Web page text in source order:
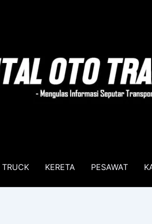
TRUCK KERETA PESAWAT